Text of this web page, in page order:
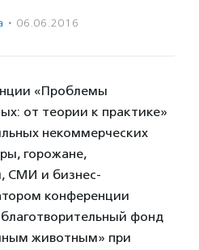
· 06.06.2016
«Проблемы
от теории к практике»
некоммерческих
горожане,
СМИ и бизнес-
конференции
фонд
животным» при